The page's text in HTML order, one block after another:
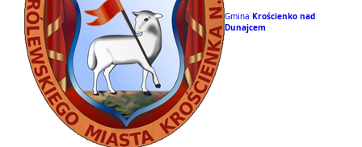
Gmina Krościenko nad
Dunajcem